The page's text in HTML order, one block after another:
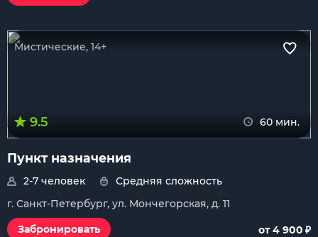
Мистические, 14+
9.5 60 мин.
Пункт назначения
2-7 человек
Средняя сложность
г. Санкт-Петербург, ул. Мончегорская, д. 11
Забронировать
от 4 900 ₽